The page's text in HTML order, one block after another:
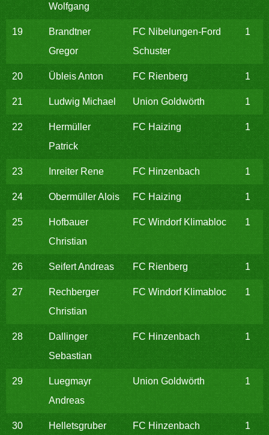
Wolfgang
19
Brandtner
Gregor
FC Nibelungen-Ford
Schuster
1
20 Übleis Anton FC Rienberg 1
21 Ludwig Michael Union Goldwörth 1
22
Hermüller
Patrick
FC Haizing 1
23 Inreiter Rene FC Hinzenbach 1
24 Obermüller Alois FC Haizing 1
25
Hofbauer
Christian
FC Windorf Klimabloc 1
26 Seifert Andreas FC Rienberg 1
27
Rechberger
Christian
FC Windorf Klimabloc 1
28
Dallinger
Sebastian
FC Hinzenbach 1
29
Luegmayr
Andreas
Union Goldwörth 1
30 Helletsgruber FC Hinzenbach 1